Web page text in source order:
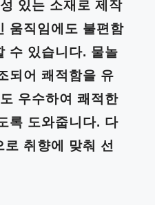
있는 소재로 제작
움직임에도 불편함
수 있습니다. 물놀
되어 쾌적함을 유
우수하여 쾌적한
록 도와줍니다. 다
취향에 맞춰 선